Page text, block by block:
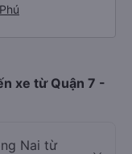
xe từ Quận 7 -
Nai từ